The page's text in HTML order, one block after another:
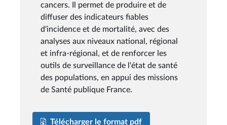
cancers. Il permet de produire et de
diffuser des indicateurs fiables
d'incidence et de mortalité, avec des
analyses aux niveaux national, régional
et infra-régional, et de renforcer les
outils de surveillance de l'état de santé
des populations, en appui des missions
de Santé publique France.
Télécharger le format pdf